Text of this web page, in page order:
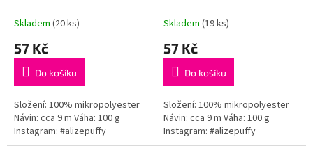
Skladem (20 ks)
57 Kč
Do košíku
Složení: 100% mikropolyester
Návin: cca 9 m Váha: 100 g
Instagram: #alizepuffy
Skladem (19 ks)
57 Kč
Do košíku
Složení: 100% mikropolyester
Návin: cca 9 m Váha: 100 g
Instagram: #alizepuffy